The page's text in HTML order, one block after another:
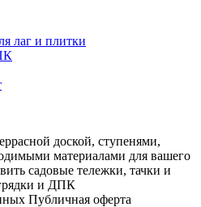
лаг и плитки
доской, ступенями,
материалами для вашего
садовые тележки, тачки и
и ДПК
Публичная оферта